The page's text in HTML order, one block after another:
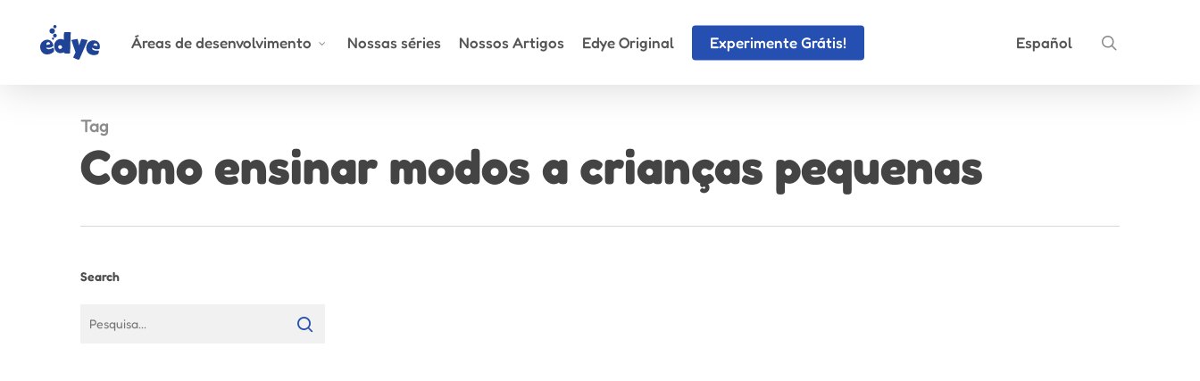
Áreas de desenvolvimento Nossas séries Nossos Artigos Edye Original Experimente Grátis! Español
Tag
Como ensinar modos a crianças pequenas
Search